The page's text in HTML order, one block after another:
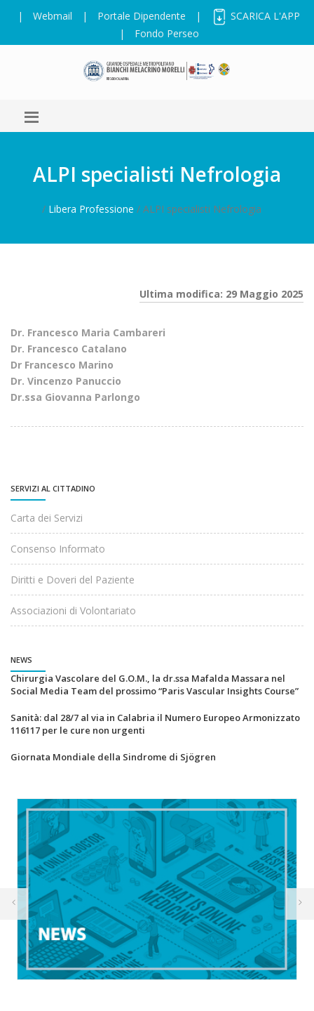
| Webmail | Portale Dipendente |
SCARICA L'APP
|
Fondo Perseo
ALPI specialisti Nefrologia
/ Libera Professione / ALPI specialisti Nefrologia
Ultima modifica: 29 Maggio 2025
Dr. Francesco Maria Cambareri
Dr. Francesco Catalano
Dr Francesco Marino
Dr. Vincenzo Panuccio
Dr.ssa Giovanna Parlongo
SERVIZI AL CITTADINO
Carta dei Servizi
Consenso Informato
Diritti e Doveri del Paziente
Associazioni di Volontariato
NEWS
Chirurgia Vascolare del G.O.M., la dr.ssa Mafalda Massara nel
Social Media Team del prossimo “Paris Vascular Insights Course”
Sanità: dal 28/7 al via in Calabria il Numero Europeo Armonizzato
116117 per le cure non urgenti
Giornata Mondiale della Sindrome di Sjögren